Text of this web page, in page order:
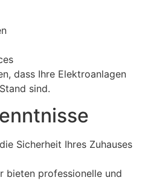
dass Ihre Elektroanlagen
sind.
Sicherheit Ihres Zuhauses
bieten professionelle und